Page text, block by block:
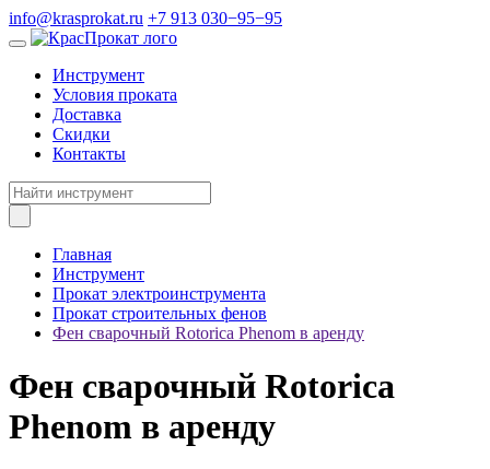
info@krasprokat.ru +7 913 030−95−95
Инструмент
Условия проката
Доставка
Скидки
Контакты
Главная
Инструмент
Прокат электроинструмента
Прокат строительных фенов
Фен сварочный Rotorica Phenom в аренду
Фен сварочный Rotorica
Phenom в аренду